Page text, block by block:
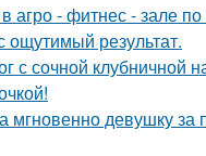
агро - фитнес - зале
ощутимый результат.
с сочной клубничной
мгновенно девушку за